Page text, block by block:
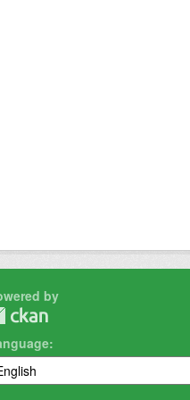
by